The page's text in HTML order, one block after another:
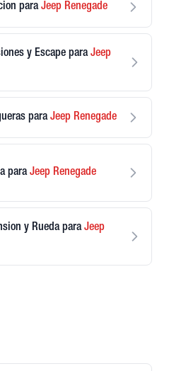
paraJeep Renegade
y Escape paraJeep
paraJeep Renegade
paraJeep Renegade
y Rueda paraJeep